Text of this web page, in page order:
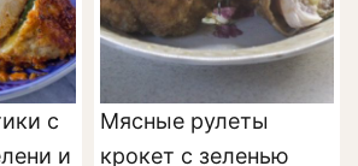
с
и
Мясные рулеты
крокет с зеленью